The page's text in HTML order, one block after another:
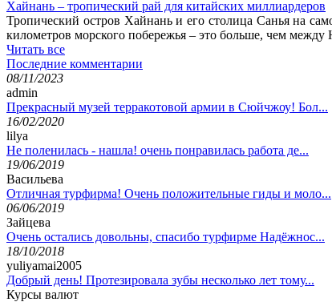
Хайнань – тропический рай для китайских миллиардеров
Тропический остров Хайнань и его столица Санья на
километров морского побережья – это больше, чем
Читать все
Последние комментарии
08/11/2023
admin
Прекрасный музей терракотовой армии в Сюйчжоу! Бол...
16/02/2020
lilya
Не поленилась - нашла! очень понравилась работа де...
19/06/2019
Васильева
Отличная турфирма! Очень положительные гиды и моло...
06/06/2019
Зайцева
Очень остались довольны, спасибо турфирме Надёжнос...
18/10/2018
yuliyamai2005
Добрый день! Протезировала зубы несколько лет тому...
Курсы валют